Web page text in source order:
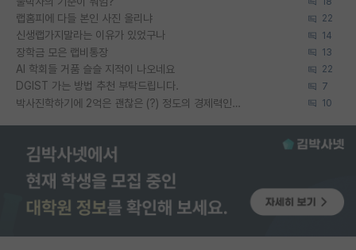
랩홈피에 다들 본인 사진 올리냐 22
신생랩가지말라는 이유가 있었구나 14
장학금 모은 랩비통장 13
AI 학회들 거품 슬슬 지적이 나오네요 22
DGIST 가는 방법 추천 부탁드립니다. 7
박사진학하기에 2억은 괜찮은 (?) 정도의 경제력인가요 10